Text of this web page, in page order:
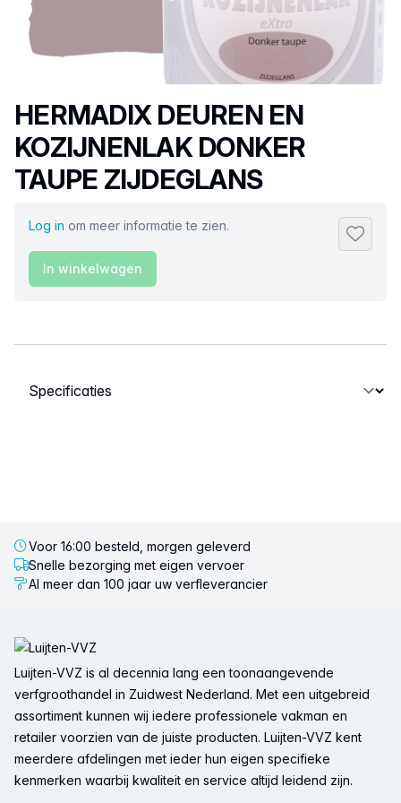
Productnaam
HERMADIX DEUREN EN
KOZIJNENLAK DONKER
TAUPE ZIJDEGLANS
Log in om meer informatie te zien.
In winkelwagen
Selecteer een tabblad
Voor 16:00 besteld, morgen geleverd
Snelle bezorging met eigen vervoer
Al meer dan 100 jaar uw verfleverancier
Luijten-VVZ is al decennia lang een toonaangevende
verfgroothandel in Zuidwest Nederland. Met een uitgebreid
assortiment kunnen wij iedere professionele vakman en
retailer voorzien van de juiste producten. Luijten-VVZ kent
meerdere afdelingen met ieder hun eigen specifieke
kenmerken waarbij kwaliteit en service altijd leidend zijn.